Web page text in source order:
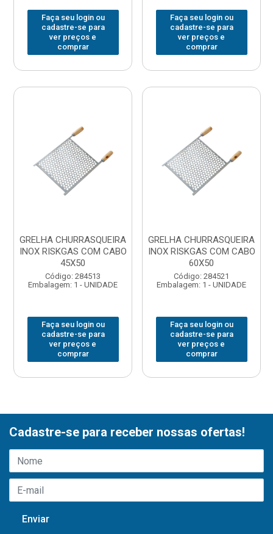
Faça seu login ou
cadastre-se para
ver preços e
comprar
Faça seu login ou
cadastre-se para
ver preços e
comprar
GRELHA CHURRASQUEIRA
INOX RISKGAS COM CABO
45X50
Código: 284513
Embalagem: 1 - UNIDADE
Faça seu login ou
cadastre-se para
ver preços e
comprar
GRELHA CHURRASQUEIRA
INOX RISKGAS COM CABO
60X50
Código: 284521
Embalagem: 1 - UNIDADE
Faça seu login ou
cadastre-se para
ver preços e
comprar
Cadastre-se para receber nossas ofertas!